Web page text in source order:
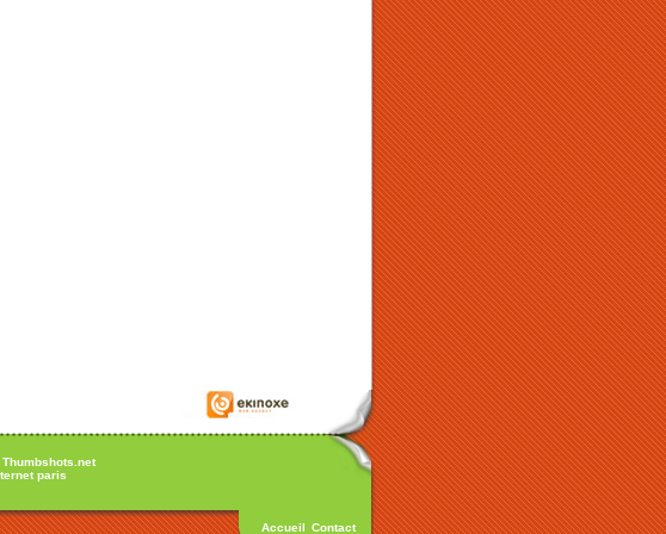
paris
Accueil Contact